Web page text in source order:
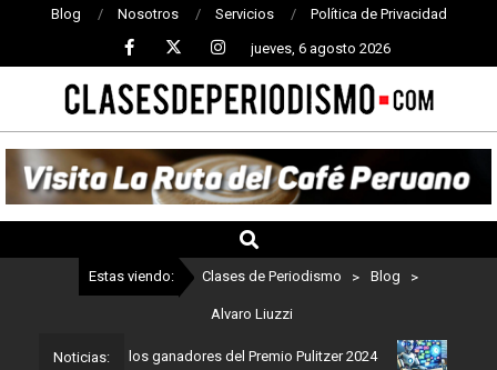
Blog Nosotros Servicios Política de Privacidad
jueves, 6 agosto 2026
CLASES
DE
PERIODISMO
Estas viendo: Clases de Periodismo > Blog >
Alvaro Liuzzi
Noticias:
Estos son los ganadores del Premio Pulitzer 2024 Usuarios